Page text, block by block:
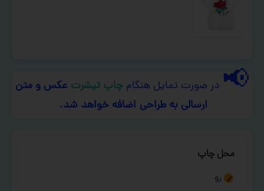
📢 در صورت تمایل هنگام چاپ تیشرت عکس و متن
ارسالی به طراحی اضافه خواهد شد.
محل چاپ
رو